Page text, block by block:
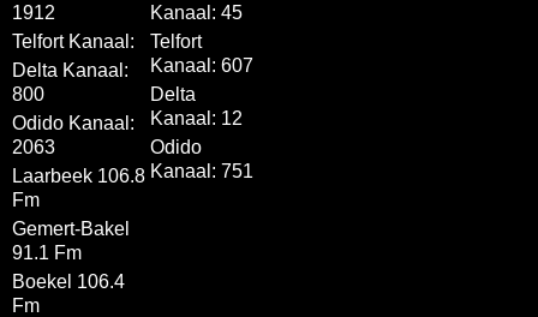
1912
Telfort Kanaal:
Delta Kanaal:
800
Odido Kanaal:
2063
Laarbeek 106.8
Fm
Gemert-Bakel
91.1 Fm
Boekel 106.4
Fm
Kanaal: 45
Telfort
Kanaal: 607
Delta
Kanaal: 12
Odido
Kanaal: 751